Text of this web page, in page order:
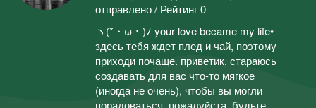
отправлено / Рейтинг 0
ヽ(*・ω・)ﾉ your love became my life•
здесь тебя ждет плед и чай, поэтому
приходи почаще. приветик, стараюсь
создавать для вас что-то мягкое
(иногда не очень), чтобы вы могли
порадоваться. пожалуйста, будьте